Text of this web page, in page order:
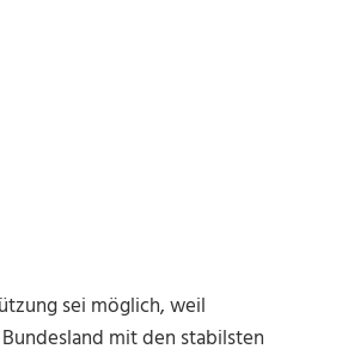
sei möglich, weil
mit den stabilsten